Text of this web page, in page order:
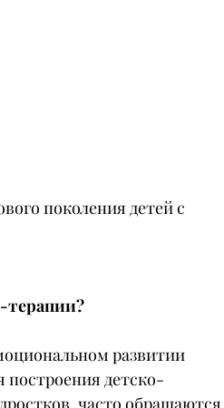
поколения детей с
терапии?
развитии
построения детско-